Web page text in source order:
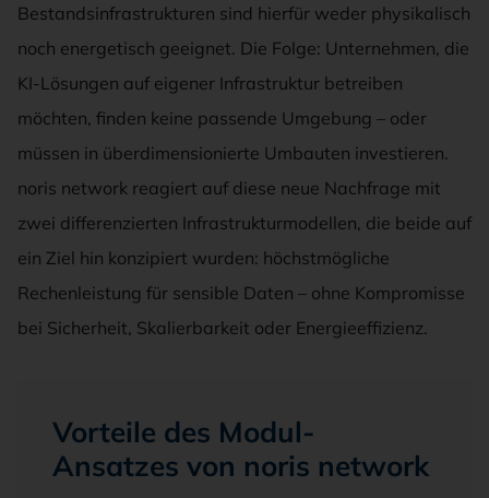
Bestandsinfrastrukturen sind hierfür weder physikalisch
noch energetisch geeignet. Die Folge: Unternehmen, die
KI-Lösungen auf eigener Infrastruktur betreiben
möchten, finden keine passende Umgebung – oder
müssen in überdimensionierte Umbauten investieren.
noris network reagiert auf diese neue Nachfrage mit
zwei differenzierten Infrastrukturmodellen, die beide auf
ein Ziel hin konzipiert wurden: höchstmögliche
Rechenleistung für sensible Daten – ohne Kompromisse
bei Sicherheit, Skalierbarkeit oder Energieeffizienz.
Vorteile des Modul-
Ansatzes von noris network